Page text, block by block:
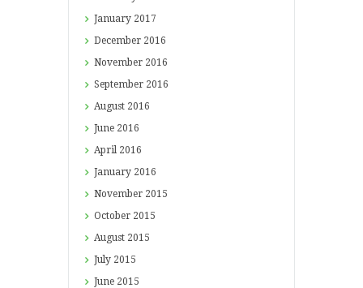
January 2017
December 2016
November 2016
September 2016
August 2016
June 2016
April 2016
January 2016
November 2015
October 2015
August 2015
July 2015
June 2015